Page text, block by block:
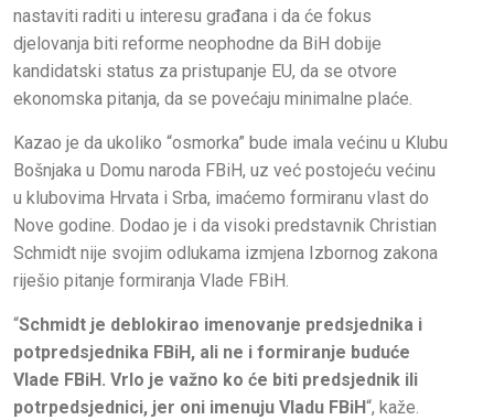
nastaviti raditi u interesu građana i da će fokus
djelovanja biti reforme neophodne da BiH dobije
kandidatski status za pristupanje EU, da se otvore
ekonomska pitanja, da se povećaju minimalne plaće.
Kazao je da ukoliko “osmorka” bude imala većinu u Klubu
Bošnjaka u Domu naroda FBiH, uz već postojeću većinu
u klubovima Hrvata i Srba, imaćemo formiranu vlast do
Nove godine. Dodao je i da visoki predstavnik Christian
Schmidt nije svojim odlukama izmjena Izbornog zakona
riješio pitanje formiranja Vlade FBiH.
“Schmidt je deblokirao imenovanje predsjednika i
potpredsjednika FBiH, ali ne i formiranje buduće
Vlade FBiH. Vrlo je važno ko će biti predsjednik ili
potrpedsjednici, jer oni imenuju Vladu FBiH“, kaže.